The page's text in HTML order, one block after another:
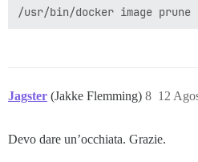
Jagster (Jakke Flemming) 12
8
Devo dare un’occhiata. Grazie.